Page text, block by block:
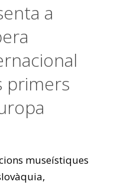
a
primers
museístiques